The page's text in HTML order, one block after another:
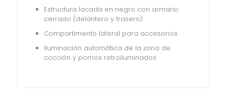
Estructura lacada en negro con armario
cerrado (delantero y trasero)
Compartimento lateral para accesorios
Iluminación automática de la zona de
cocción y pomos retroiluminados